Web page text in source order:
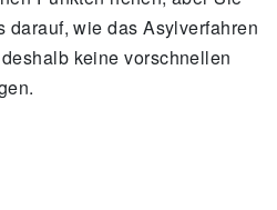
darauf, wie das Asylverfahren
keine vorschnellen